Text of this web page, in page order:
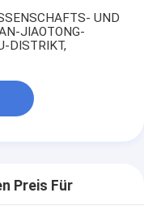
UND
JIAOTONG-
DISTRIKT,
Preis Für